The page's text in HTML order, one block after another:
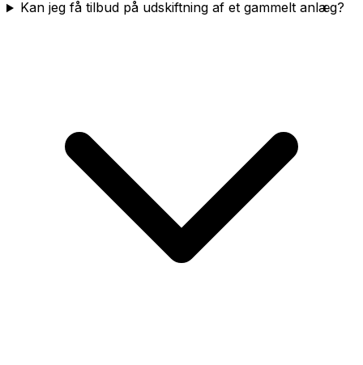
Kan jeg få tilbud på udskiftning af et gammelt anlæg?